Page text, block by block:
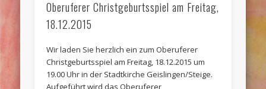
Oberuferer Christgeburtsspiel am Freitag,
18.12.2015
Wir laden Sie herzlich ein zum Oberuferer
Christgeburtsspiel am Freitag, 18.12.2015 um
19.00 Uhr in der Stadtkirche Geislingen/Steige.